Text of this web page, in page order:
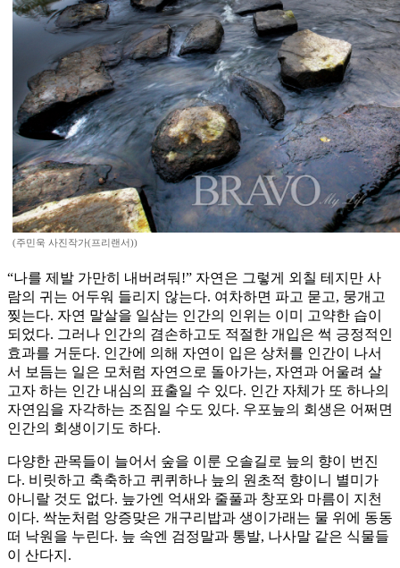
(주민욱 사진작가(프리랜서))
“나를 제발 가만히 내버려둬!” 자연은 그렇게 외칠 테지만 사
람의 귀는 어두워 들리지 않는다. 여차하면 파고 묻고, 뭉개고
찢는다. 자연 말살을 일삼는 인간의 인위는 이미 고약한 습이
되었다. 그러나 인간의 겸손하고도 적절한 개입은 썩 긍정적인
효과를 거둔다. 인간에 의해 자연이 입은 상처를 인간이 나서
서 보듬는 일은 모처럼 자연으로 돌아가는, 자연과 어울려 살
고자 하는 인간 내심의 표출일 수 있다. 인간 자체가 또 하나의
자연임을 자각하는 조짐일 수도 있다. 우포늪의 회생은 어쩌면
인간의 회생이기도 하다.
다양한 관목들이 늘어서 숲을 이룬 오솔길로 늪의 향이 번진
다. 비릿하고 축축하고 퀴퀴하나 늪의 원초적 향이니 별미가
아니랄 것도 없다. 늪가엔 억새와 줄풀과 창포와 마름이 지천
이다. 싹눈처럼 앙증맞은 개구리밥과 생이가래는 물 위에 동동
떠 낙원을 누린다. 늪 속엔 검정말과 통발, 나사말 같은 식물들
이 산다지.